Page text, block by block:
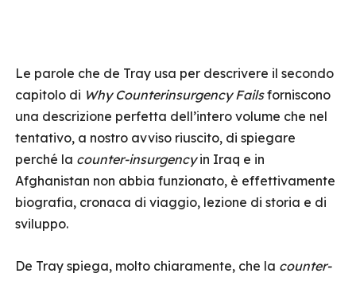
Le parole che de Tray usa per descrivere il secondo
capitolo di Why Counterinsurgency Failsforniscono
una descrizione perfetta dell’intero volume che nel
tentativo, a nostro avviso riuscito, di spiegare
perché la counter-insurgencyin Iraq e in
Afghanistan non abbia funzionato, è effettivamente
biografia, cronaca di viaggio, lezione di storia e di
sviluppo.
De Tray spiega, molto chiaramente, che la counter-